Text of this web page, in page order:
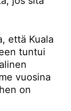
että Kuala
tuntui
vuosina
on